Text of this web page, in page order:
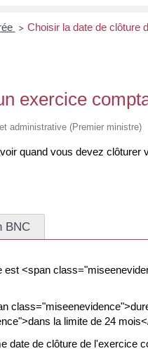
> Choisir la date de clôture
exercice
administrative (Premier ministre)
quand vous devez
BNC
<span
la limite de 24
date de clôture de